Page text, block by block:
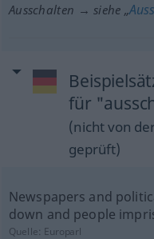
Ausschalten → siehe „
für
(nicht von
geprüft)
Newspapers and
down and people
Quelle: Europarl